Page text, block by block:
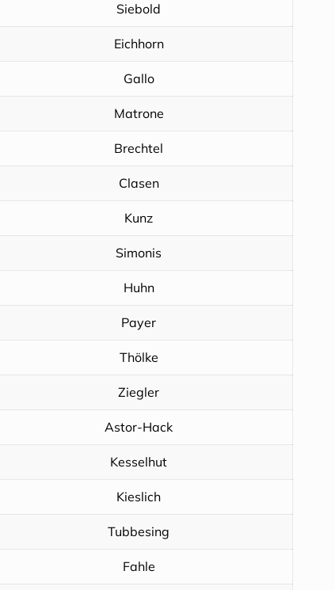
Siebold
Eichhorn
Gallo
Matrone
Brechtel
Clasen
Kunz
Simonis
Huhn
Payer
Thölke
Ziegler
Astor-Hack
Kesselhut
Kieslich
Tubbesing
Fahle